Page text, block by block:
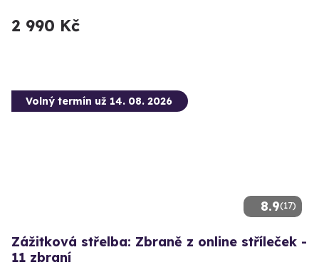
2 990 Kč
8.9(17)
Volný termín už 14. 08. 2026
Zážitková střelba: Zbraně z online stříleček -
11 zbraní